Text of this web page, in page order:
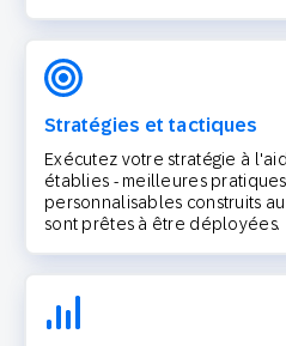
Stratégies et tactiques
Exécutez votre stratégie à
établies - meilleures
personnalisables construits
sont prêtes à être déployées.